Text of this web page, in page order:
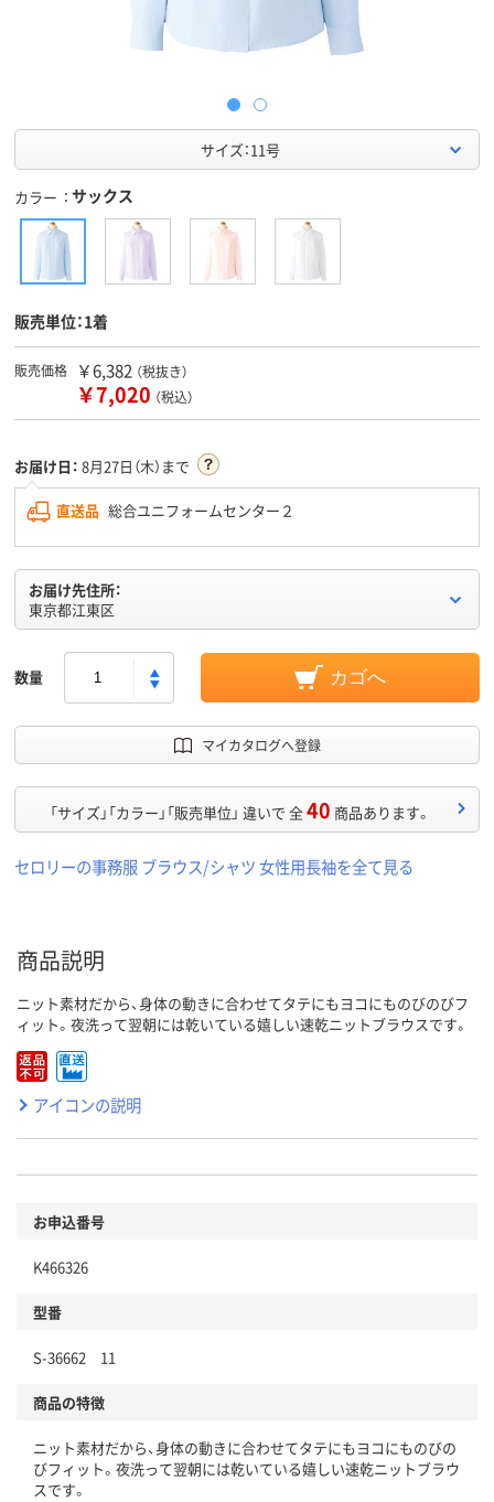
サイズ：11号
カラー サックス
販売単位：1着
販売価格 ￥6,382 （税抜き）
￥7,020 （税込）
お届け日： 8月27日（木）まで
直送品 総合ユニフォームセンター２
お届け先住所：
東京都江東区
数量 カゴへ
マイカタログへ登録
「サイズ」「カラー」「販売単位」 違いで 全40 商品あります。
セロリーの事務服 ブラウス/シャツ 女性用長袖を全て見る
商品説明
ニット素材だから、身体の動きに合わせてタテにもヨコにものびのびフ
ィット。夜洗って翌朝には乾いている嬉しい速乾ニットブラウスです。
アイコンの説明
お申込番号
K466326
型番
S-36662 11
商品の特徴
ニット素材だから、身体の動きに合わせてタテにもヨコにものびの
びフィット。夜洗って翌朝には乾いている嬉しい速乾ニットブラウ
スです。